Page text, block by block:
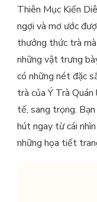
Thiên Mục Kiến
ngợi và mơ ước
thưởng thức trà
những vật trưng
có những nét đặc
trà của Ý Trà
tế, sang trọng.
hút ngay từ cái
những họa tiết